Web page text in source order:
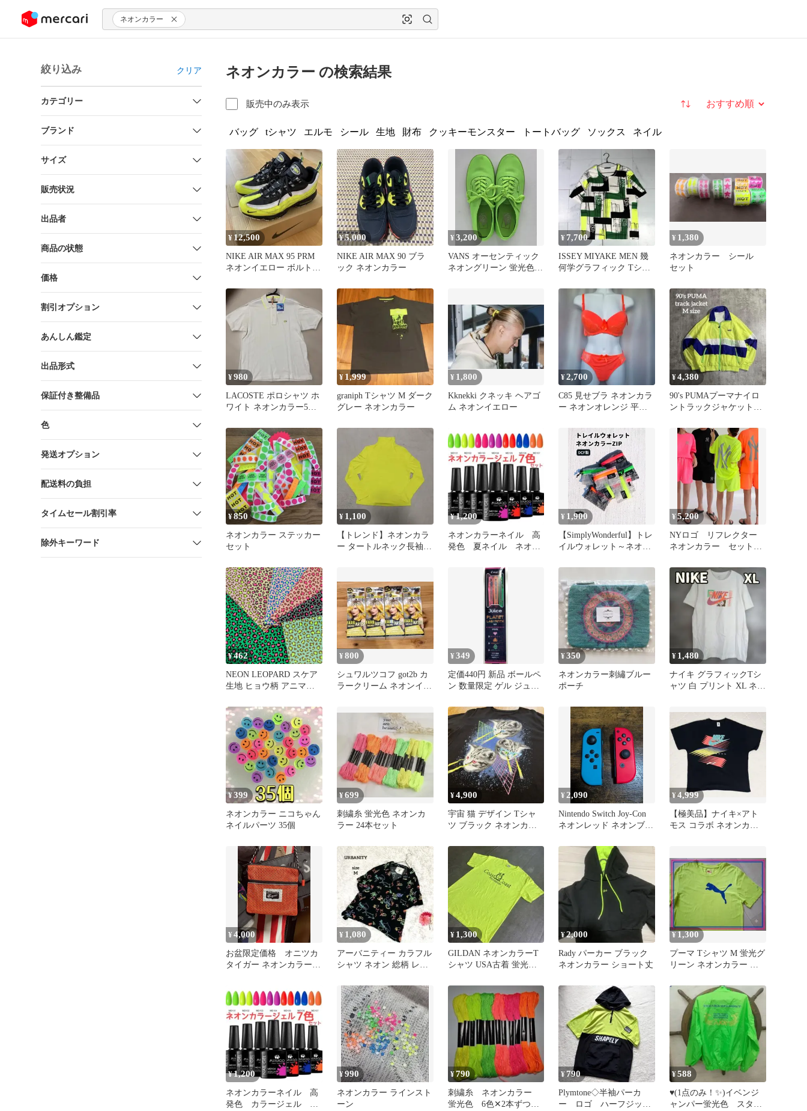
ツにスキップ ネオンカラー
絞り込み クリア
カテゴリー
ブランド
サイズ
販売状況
出品者
商品の状態
価格
割引オプション
あんしん鑑定
出品形式
保証付き整備品
色
発送オプション
配送料の負担
タイムセール割引率
除外キーワード
ネオンカラー の検索結果
販売中のみ表示 並び替え
バッグ tシャツ エルモ シール 生地 財布 クッキーモンスター トートバッグ ソックス ネイル
¥ 12,500
NIKE AIR MAX 95 PRM
ネオンイエロー ボルトカ
¥5,000
NIKE AIR MAX 90 ブラ
ック ネオンカラー
¥3,200
VANS オーセンティック
ネオングリーン 蛍光色
¥ 7,700
ISSEY MIYAKE MEN 幾
何学グラフィック Tシャ
¥ 1,380
ネオンカラー シール
セット
¥980
LACOSTE ポロシャツ ホ
ワイト ネオンカラー5サ
¥ 1,999
graniph Tシャツ M ダーク
グレー ネオンカラー
¥ 1,800
Kknekki クネッキ ヘアゴ
ム ネオンイエロー
¥2,700
C85 見せブラ ネオンカラ
ー ネオンオレンジ 平成
¥4,380
90's PUMAプーマナイロ
ントラックジャケットネ
丈
¥850
ネオンカラー ステッカー
セット
¥ 1,100
【トレンド】ネオンカラ
ー タートルネック長袖カ
¥1,200
ネオンカラーネイル 高
発色 夏ネイル ネオン
¥ 1,900
【SimplyWonderful】トレ
イルウォレット～ネオン
¥5,200
NYロゴ リフレクター
ネオンカラー セットア
¥462
NEON LEOPARD スケア
生地 ヒョウ柄 アニマル
オンカラー 人気 ブラウ
ス シャツ バッグ ポーチ
ハンドメイド 手作り
50cm単位
¥800
シュワルツコフ got2b カ
ラークリーム ネオンイエ
¥349
定価440円 新品 ボールペ
ン 数量限定 ゲル ジュー
¥350
ネオンカラー刺繡ブルー
ポーチ
¥ 1,480
ナイキ グラフィックTシ
ャツ 白 プリント XL ネオ
¥399
ネオンカラー ニコちゃん
ネイルパーツ 35個
¥699
刺繍糸 蛍光色 ネオンカ
ラー 24本セット
¥4,900
宇宙 猫 デザイン Tシャ
ツ ブラック ネオンカラ
¥ 2,090
Nintendo Switch Joy-Con
ネオンレッド ネオンブル
¥4,999
【極美品】ナイキ×アト
モス コラボ ネオンカラ
¥4,000
お盆限定価格 オニツカ
タイガー ネオンカラー
¥ 1,080
アーバニティー カラフル
シャツ ネオン 総柄 レト
黒
¥ 1,300
GILDAN ネオンカラーT
シャツ USA古着 蛍光イ
¥2,000
Rady パーカー ブラック
ネオンカラー ショート丈
¥ 1,300
プーマ Tシャツ M 蛍光グ
リーン ネオンカラー ビ
¥1,200
ネオンカラーネイル 高
発色 カラージェル 夏
¥990
ネオンカラー ラインスト
ーン
¥790
刺繍糸 ネオンカラー
蛍光色 6色✕2本ずつ
¥790
Plymtone◇半袖パーカ
ー ロゴ ハーフジッ
¥588
♥️(1点のみ！✨)イベンジ
ャンパー蛍光色 スタン